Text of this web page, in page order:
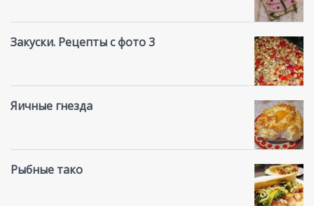
Закуски. Рецепты с фото 3
Яичные гнезда
Рыбные тако